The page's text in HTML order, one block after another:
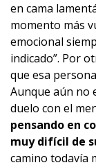
en cama
momento más
emocional
indicado”. Por
que esa
Aunque aún no
duelo con el
pensando en
muy difícil de
camino todavía